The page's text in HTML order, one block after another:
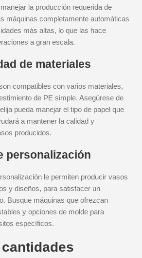
la producción requerida de
máquinas completamente automáticas
más altas, lo que las hace
a gran escala.
de materiales
compatibles con varios materiales,
de PE simple. Asegúrese de
pueda manejar el tipo de papel que
a mantener la calidad y
producidos.
personalización
le permiten producir vasos
y diseños, para satisfacer un
Busque máquinas que ofrezcan
y opciones de molde para
específicos.